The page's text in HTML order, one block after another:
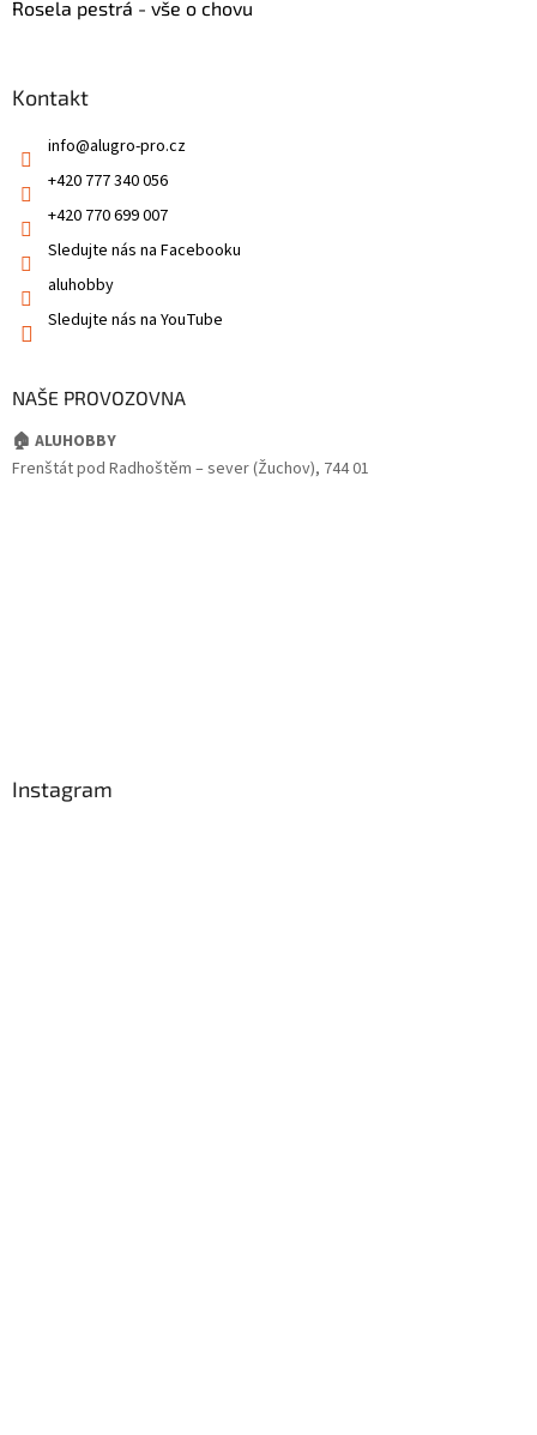
Rosela pestrá - vše o chovu
Kontakt
info@alugro-pro.cz
+420 777 340 056
+420 770 699 007
Sledujte nás na Facebooku
aluhobby
Sledujte nás na YouTube
NAŠE PROVOZOVNA
🏠 ALUHOBBY
Frenštát pod Radhoštěm – sever (Žuchov), 744 01
Instagram